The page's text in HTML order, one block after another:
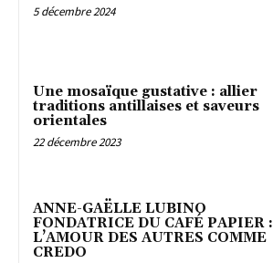
5 décembre 2024
Une mosaïque gustative : allier
traditions antillaises et saveurs
orientales
22 décembre 2023
ANNE-GAËLLE LUBINO
FONDATRICE DU CAFÉ PAPIER :
L’AMOUR DES AUTRES COMME
CREDO